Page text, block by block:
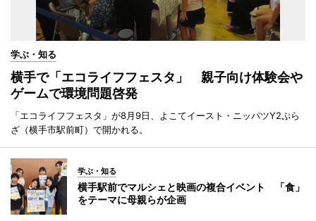
学ぶ・知る
横手で「エコライフフェスタ」 親子向け体験会や
ゲームで環境問題啓発
「エコライフフェスタ」が8月9日、よこてイースト・ニッパツY2ぷら
ざ（横手市駅前町）で開かれる。
学ぶ・知る
横手駅前でマルシェと映画の複合イベント 「食」
をテーマに母親らが企画